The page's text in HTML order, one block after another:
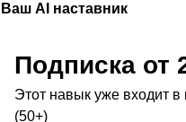
Ваш AI наставник
Подписка от
Этот навык уже входит
(50+)